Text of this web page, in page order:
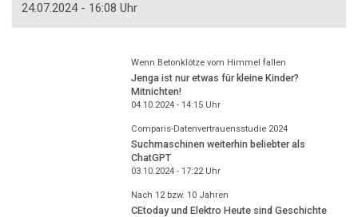
24.07.2024 - 16:08 Uhr
Wenn Betonklötze vom Himmel fallen
Jenga ist nur etwas für kleine Kinder?
Mitnichten!
04.10.2024 - 14:15Uhr
Comparis-Datenvertrauensstudie 2024
Suchmaschinen weiterhin beliebter als
ChatGPT
03.10.2024 - 17:22Uhr
Nach 12 bzw. 10 Jahren
CEtoday und Elektro Heute sind Geschichte